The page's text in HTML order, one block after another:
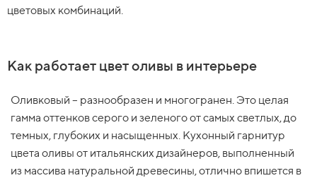
цветовых комбинаций.
Как работает цвет оливы в интерьере
Оливковый – разнообразен и многогранен. Это целая
гамма оттенков серого и зеленого от самых светлых, до
темных, глубоких и насыщенных. Кухонный гарнитур
цвета оливы от итальянских дизайнеров, выполненный
из массива натуральной древесины, отлично впишется в